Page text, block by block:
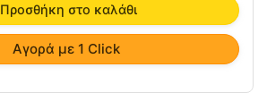
Αγορά με 1 Click
Προσθήκη στο καλάθι